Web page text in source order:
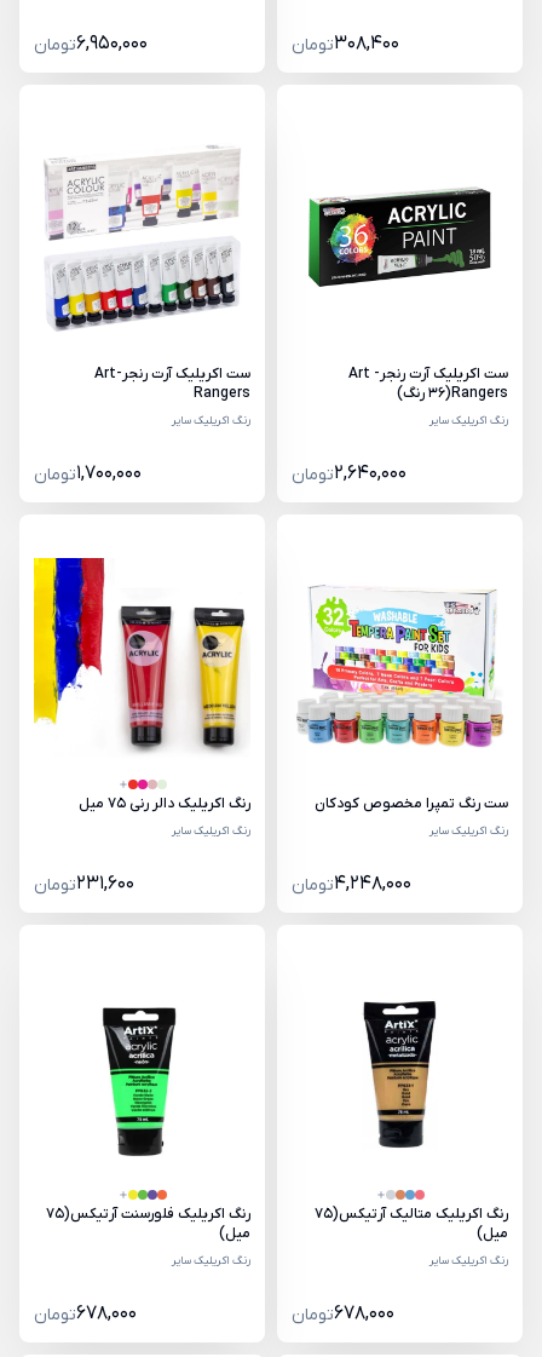
308,400تومان 6,950,000تومان
ست اکریلیک آرت رنجر- Art
Rangers(36 رنگ)
رنگ اکریلیک سایر
2,640,000تومان
ست اکریلیک آرت رنجر-Art
Rangers
رنگ اکریلیک سایر
1,700,000تومان
ست رنگ تمپرا مخصوص کودکان
رنگ اکریلیک سایر
4,248,000تومان
رنگ اکریلیک دالر رنی 75 میل
رنگ اکریلیک سایر
231,600تومان
رنگ اکریلیک متالیک آرتیکس(75
میل)
رنگ اکریلیک سایر
678,000تومان
رنگ اکریلیک فلورسنت آرتیکس(75
میل)
رنگ اکریلیک سایر
678,000تومان